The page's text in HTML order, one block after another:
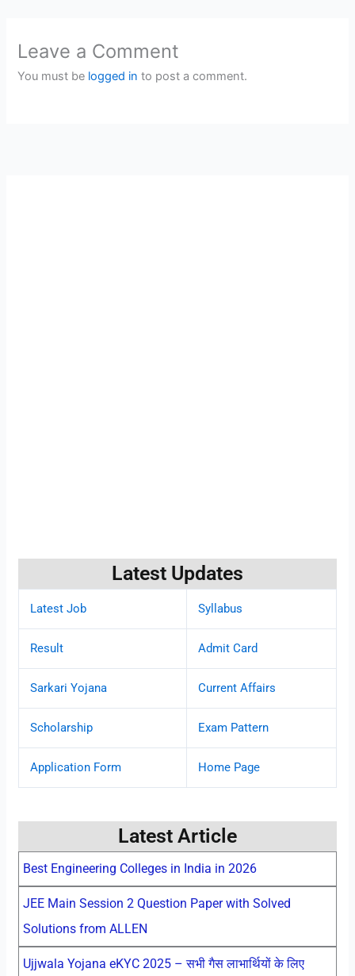
Leave a Comment
You must be logged in to post a comment.
Latest Updates
Latest Job Syllabus
Result Admit Card
Sarkari Yojana Current Affairs
Scholarship Exam Pattern
Application Form Home Page
Latest Article
Best Engineering Colleges in India in 2026
JEE Main Session 2 Question Paper with Solved
Solutions from ALLEN
Ujjwala Yojana eKYC 2025 – सभी गैस लाभार्थियों के लिए